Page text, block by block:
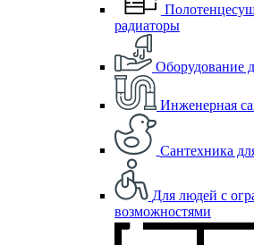
радиаторы
Оборудование
Инженерная
Сантехника
Для людей с
возможностями